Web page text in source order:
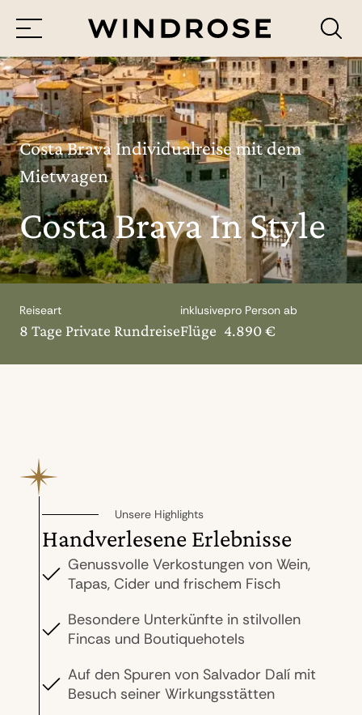
Menü
Reiseziele
Reisethemen
Jetzt Anfrage senden
Costa Brava Individualreise mit dem
Mietwagen
Costa Brava In Style
Reiseart
8 Tage Private Rundreise
inklusive
Flüge
pro Person ab
4.890 €
Unsere Highlights
Handverlesene Erlebnisse
Genussvolle Verkostungen von Wein,
Tapas, Cider und frischem Fisch
Besondere Unterkünfte in stilvollen
Fincas und Boutiquehotels
Auf den Spuren von Salvador Dalí mit
Besuch seiner Wirkungsstätten